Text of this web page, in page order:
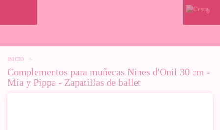
0
INICIO >
Complementos para muñecas Nines d'Onil 30 cm -
Mia y Pippa - Zapatillas de ballet